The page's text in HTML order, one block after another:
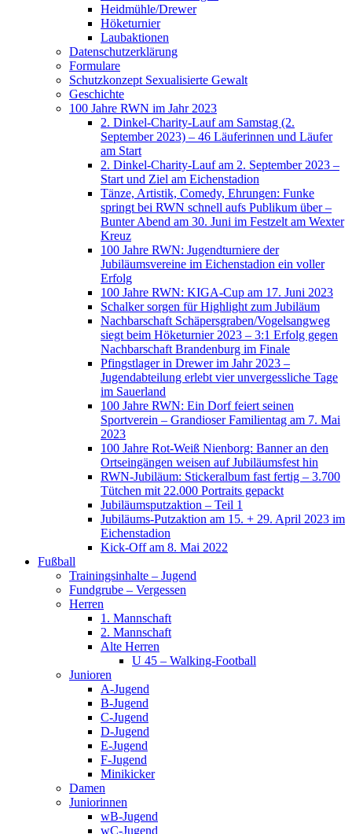
Heidmühle/Drewer
Höketurnier
Laubaktionen
Datenschutzerklärung
Formulare
Schutzkonzept Sexualisierte Gewalt
Geschichte
100 Jahre RWN im Jahr 2023
2. Dinkel-Charity-Lauf am Samstag (2.
September 2023) – 46 Läuferinnen und Läufer
am Start
2. Dinkel-Charity-Lauf am 2. September 2023 –
Start und Ziel am Eichenstadion
Tänze, Artistik, Comedy, Ehrungen: Funke
springt bei RWN schnell aufs Publikum über –
Bunter Abend am 30. Juni im Festzelt am Wexter
Kreuz
100 Jahre RWN: Jugendturniere der
Jubiläumsvereine im Eichenstadion ein voller
Erfolg
100 Jahre RWN: KIGA-Cup am 17. Juni 2023
Schalker sorgen für Highlight zum Jubiläum
Nachbarschaft Schäpersgraben/Vogelsangweg
siegt beim Höketurnier 2023 – 3:1 Erfolg gegen
Nachbarschaft Brandenburg im Finale
Pfingstlager in Drewer im Jahr 2023 –
Jugendabteilung erlebt vier unvergessliche Tage
im Sauerland
100 Jahre RWN: Ein Dorf feiert seinen
Sportverein – Grandioser Familientag am 7. Mai
2023
100 Jahre Rot-Weiß Nienborg: Banner an den
Ortseingängen weisen auf Jubiläumsfest hin
RWN-Jubiläum: Stickeralbum fast fertig – 3.700
Tütchen mit 22.000 Portraits gepackt
Jubiläumsputzaktion – Teil 1
Jubiläums-Putzaktion am 15. + 29. April 2023 im
Eichenstadion
Kick-Off am 8. Mai 2022
Fußball
Trainingsinhalte – Jugend
Fundgrube – Vergessen
Herren
1. Mannschaft
2. Mannschaft
Alte Herren
U 45 – Walking-Football
Junioren
A-Jugend
B-Jugend
C-Jugend
D-Jugend
E-Jugend
F-Jugend
Minikicker
Damen
Juniorinnen
wB-Jugend
wC-Jugend